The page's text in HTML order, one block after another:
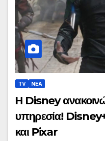
TV ΝΕΑ
Η Disney
υπηρεσία!
και Pixar